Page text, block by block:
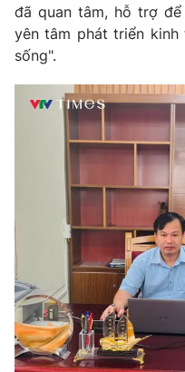
đã quan tâm, hỗ trợ
yên tâm phát triển
sống".